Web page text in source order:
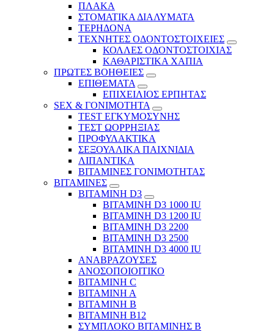
ΠΛΑΚΑ
ΣΤΟΜΑΤΙΚΑ ΔΙΑΛΥΜΑΤΑ
ΤΕΡΗΔΟΝΑ
ΤΕΧΝΗΤΕΣ ΟΔΟΝΤΟΣΤΟΙΧΕΙΕΣ
ΚΟΛΛΕΣ ΟΔΟΝΤΟΣΤΟΙΧΙΑΣ
ΚΑΘΑΡΙΣΤΙΚΑ ΧΑΠΙΑ
ΠΡΩΤΕΣ ΒΟΗΘΕΙΕΣ
ΕΠΙΘΕΜΑΤΑ
ΕΠΙΧΕΙΛΙΟΣ ΕΡΠΗΤΑΣ
SEX & ΓΟΝΙΜΟΤΗΤΑ
TEST ΕΓΚΥΜΟΣΥΝΗΣ
ΤΕΣΤ ΩΟΡΡΗΞΙΑΣ
ΠΡΟΦΥΛΑΚΤΙΚΑ
ΣΕΞΟΥΑΛΙΚΑ ΠΑΙΧΝΙΔΙΑ
ΛΙΠΑΝΤΙΚΑ
ΒΙΤΑΜΙΝΕΣ ΓΟΝΙΜΟΤΗΤΑΣ
ΒΙΤΑΜΙΝΕΣ
ΒΙΤΑΜΙΝΗ D3
ΒΙΤΑΜΙΝΗ D3 1000 IU
ΒΙΤΑΜΙΝΗ D3 1200 IU
ΒΙΤΑΜΙΝΗ D3 2200
ΒΙΤΑΜΙΝΗ D3 2500
BITAMINH D3 4000 IU
ΑΝΑΒΡΑΖΟΥΣΕΣ
ΑΝΟΣΟΠΟΙΟΙΤΙΚΟ
ΒΙΤΑΜΙΝΗ C
ΒΙΤΑΜΙΝΗ Α
ΒΙΤΑΜΙΝΗ Β
ΒΙΤΑΜΙΝΗ Β12
ΣΥΜΠΛΟΚΟ ΒΙΤΑΜΙΝΗΣ Β